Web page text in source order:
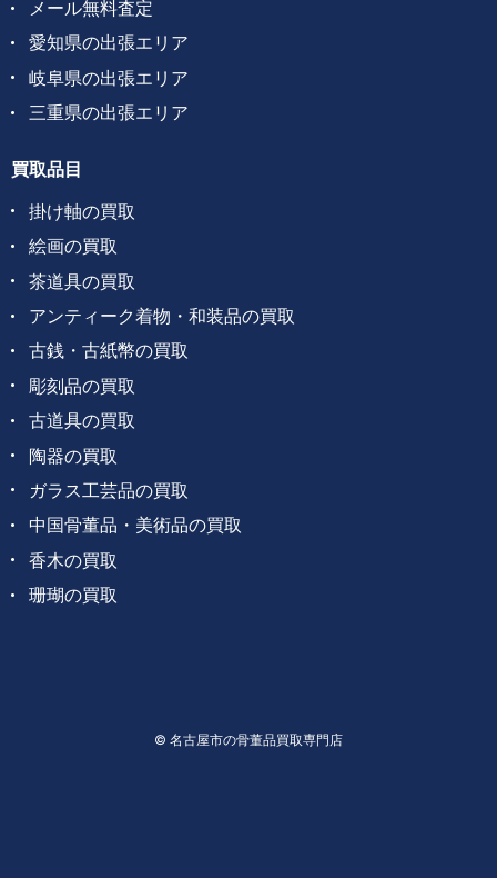
メール無料査定
愛知県の出張エリア
岐阜県の出張エリア
三重県の出張エリア
買取品目
掛け軸の買取
絵画の買取
茶道具の買取
アンティーク着物・和装品の買取
古銭・古紙幣の買取
彫刻品の買取
古道具の買取
陶器の買取
ガラス工芸品の買取
中国骨董品・美術品の買取
香木の買取
珊瑚の買取
© 名古屋市の骨董品買取専門店